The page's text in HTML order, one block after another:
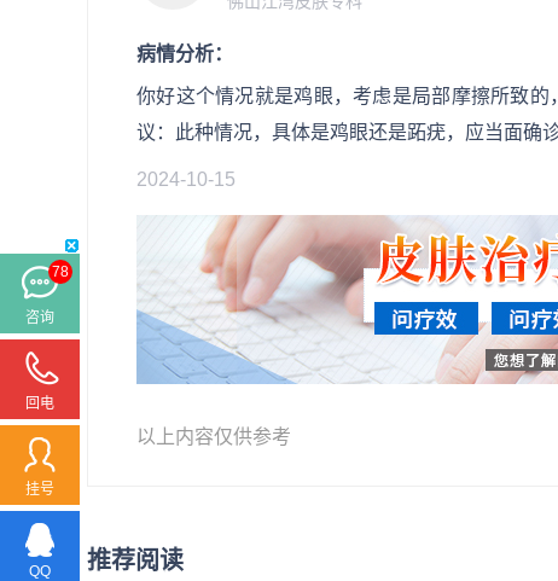
病情分析：
你好这个情况就是鸡眼，考虑是局部摩擦所致
议：此种情况，具体是鸡眼还是跖疣，应当面确
2024-10-15
以上内容仅供参考
推荐阅读
78
咨询
回电
挂号
QQ